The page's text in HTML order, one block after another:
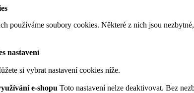
používáme soubory cookies. Některé z nich jsou
nastavení
si vybrat nastavení cookies níže.
e-shopu Toto nastavení nelze deaktivovat. Bez